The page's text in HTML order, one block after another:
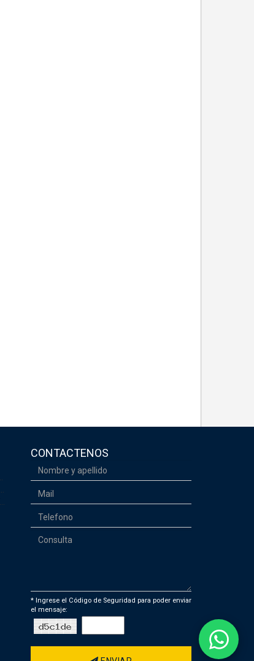
CONTACTENOS
* Ingrese el Código de Seguridad para poder enviar
el mensaje: